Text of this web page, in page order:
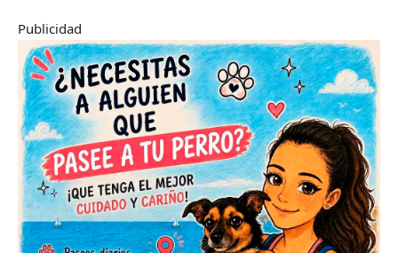
Publicidad